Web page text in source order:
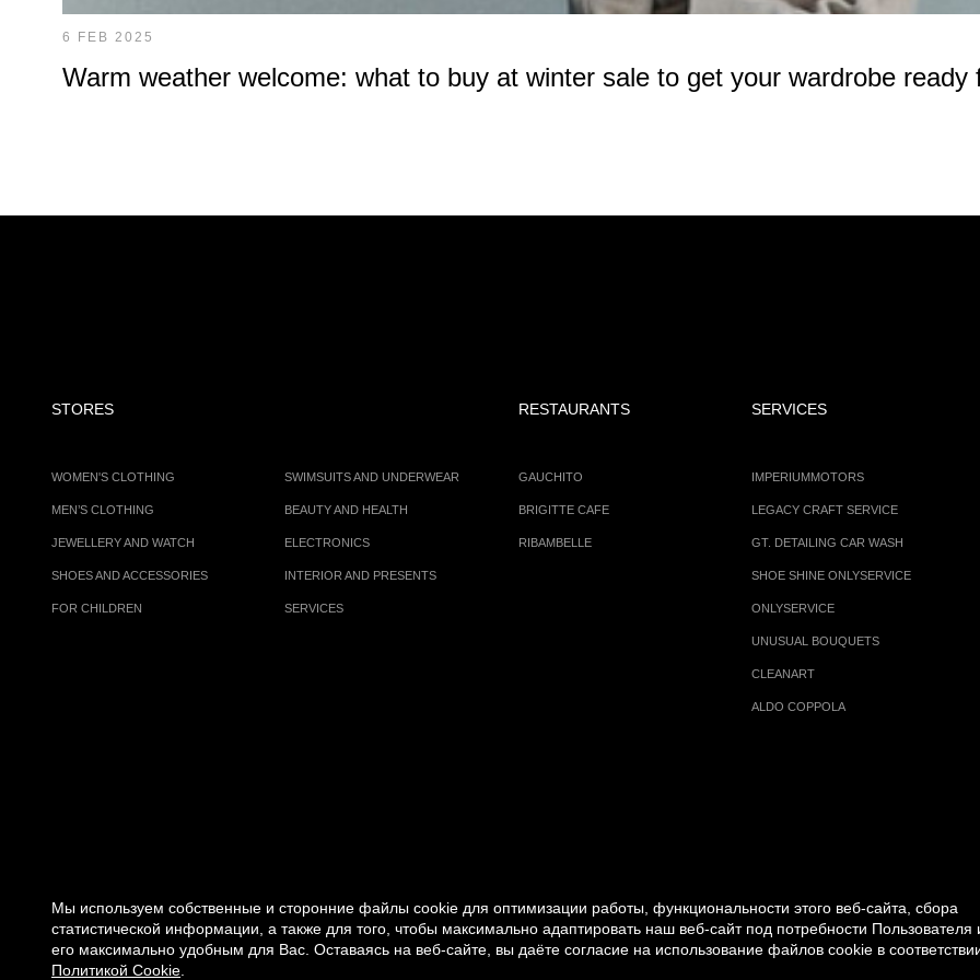
6 FEB 2025
Warm weather welcome: what to buy at winter sale to get your wardrobe ready
STORES
WOMEN'S CLOTHING
MEN’S CLOTHING
JEWELLERY AND WATCH
SHOES AND ACCESSORIES
FOR CHILDREN
SWIMSUITS AND UNDERWEAR
BEAUTY AND HEALTH
ELECTRONICS
INTERIOR AND PRESENTS
SERVICES
RESTAURANTS
GAUCHITO
BRIGITTE CAFE
RIBAMBELLE
SERVICES
IMPERIUMMOTORS
LEGACY CRAFT SERVICE
GT. DETAILING CAR WASH
SHOE SHINE ONLYSERVICE
ONLYSERVICE
UNUSUAL BOUQUETS
CLEANART
ALDO COPPOLA
© 2007 -2026«VREMENA GODA» PERSONAL DATA PROCESSING POLICY |RULES FOR
Мы используем собственные и сторонние файлы cookie для оптимизации работы, функциональности этого веб-сайта, сбора
статистической информации, а также для того, чтобы максимально адаптировать наш веб-сайт под потребности Пользователя
его максимально удобным для Вас. Оставаясь на веб-сайте, вы даёте согласие на использование файлов cookie в
Политикой Cookie